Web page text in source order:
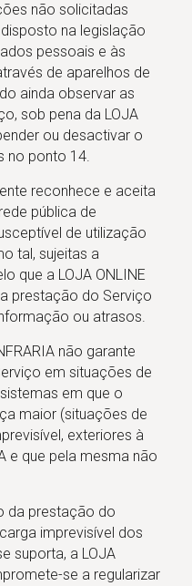
não solicitadas
na legislação
pessoais e às
de aparelhos de
ainda observar as
sob pena da LOJA
ou desactivar o
no ponto 14.
reconhece e aceita
pública de
de utilização
tal, sujeitas a
que a LOJA ONLINE
a prestação do Serviço
ou atrasos.
não garante
em situações de
em que o
maior (situações de
exteriores à
e que pela mesma não
da prestação do
imprevisível dos
suporta, a LOJA
se a regularizar